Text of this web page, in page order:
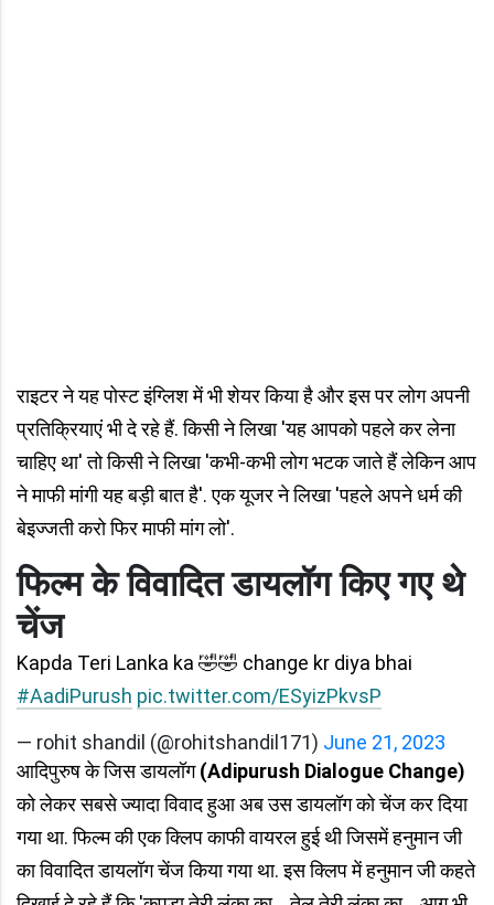
राइटर ने यह पोस्ट इंग्लिश में भी शेयर किया है और इस पर लोग अपनी
प्रतिक्रियाएं भी दे रहे हैं. किसी ने लिखा 'यह आपको पहले कर लेना
चाहिए था' तो किसी ने लिखा 'कभी-कभी लोग भटक जाते हैं लेकिन आप
ने माफी मांगी यह बड़ी बात है'. एक यूजर ने लिखा 'पहले अपने धर्म की
बेइज्जती करो फिर माफी मांग लो'.
फिल्म के विवादित डायलॉग किए गए थे
चेंज
Kapda Teri Lanka ka 🤣🤣 change kr diya bhai
#AadiPurush pic.twitter.com/ESyizPkvsP
— rohit shandil (@rohitshandil171) June 21, 2023
आदिपुरुष के जिस डायलॉग(Adipurush Dialogue Change)
को लेकर सबसे ज्यादा विवाद हुआ अब उस डायलॉग को चेंज कर दिया
गया था. फिल्म की एक क्लिप काफी वायरल हुई थी जिसमें हनुमान जी
का विवादित डायलॉग चेंज किया गया था. इस क्लिप में हनुमान जी कहते